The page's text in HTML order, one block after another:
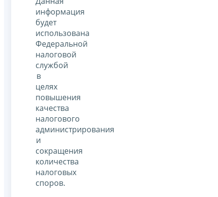
информация
будет
использована
Федеральной
налоговой
службой
в
целях
повышения
качества
налогового
администрирования
и
сокращения
количества
налоговых
споров.